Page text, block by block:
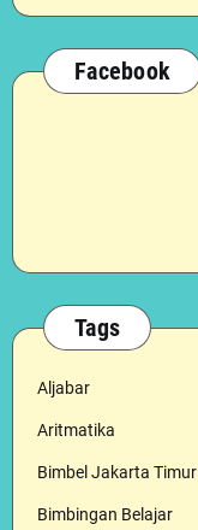
Facebook
Tags
Aljabar
Aritmatika
Bimbel Jakarta Timur
Bimbingan Belajar